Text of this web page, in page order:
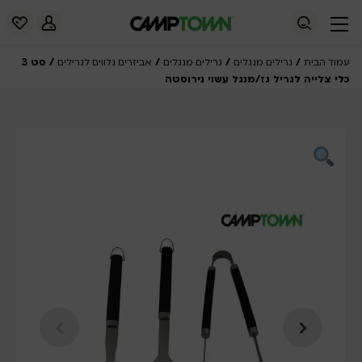
עמוד הבית / גרילים מנגלים / גרילים מנגלים / אביזרים נלווים לגרילים
/ סט 3
כלי צלייה לגריל גז/מנגל עשוי נירוסטה